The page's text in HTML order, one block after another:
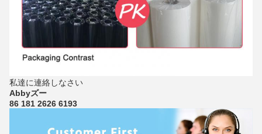
私達に連絡しなさい
Abbyズー
86 181 2626 6193